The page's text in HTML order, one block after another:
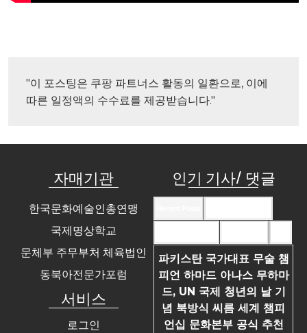
"이 포스팅은 쿠팡 파트너스 활동의 일환으로, 이에
따른 일정액의 수수료를 제공받습니다."
자매기관
한국문화예술인총연맹
국제명상학교
문체부 주무부처 체육법인
동북아전문가포럼
서비스
로그인
인기 기사/ 댓글
파키스탄 국가대표 무술 챔
피언 하마드 아나스 무하마
드, UN 국제 청년의 날 기
념 북방식 씨름 세계 챔피
언십 문화본부 공식 추천